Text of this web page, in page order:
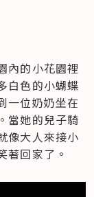
內的小花園裡
白色的小蝴蝶
一位奶奶坐在
當她的兒子騎
像大人來接小
著回家了。